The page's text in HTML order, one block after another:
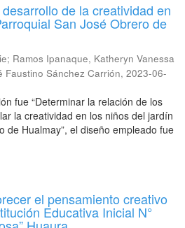
de la creatividad en
San José Obrero de
; Ramos Ipanaque, Katheryn Vanessa
Faustino Sánchez Carrión, 2023-06-
fue “Determinar la relación de los
la creatividad en los niños del jardín
de Hualmay”, el diseño empleado fue
el pensamiento creativo
Educativa Inicial N°